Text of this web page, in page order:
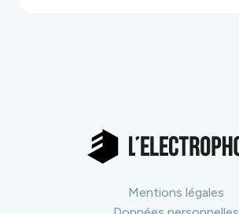
Mentions légales